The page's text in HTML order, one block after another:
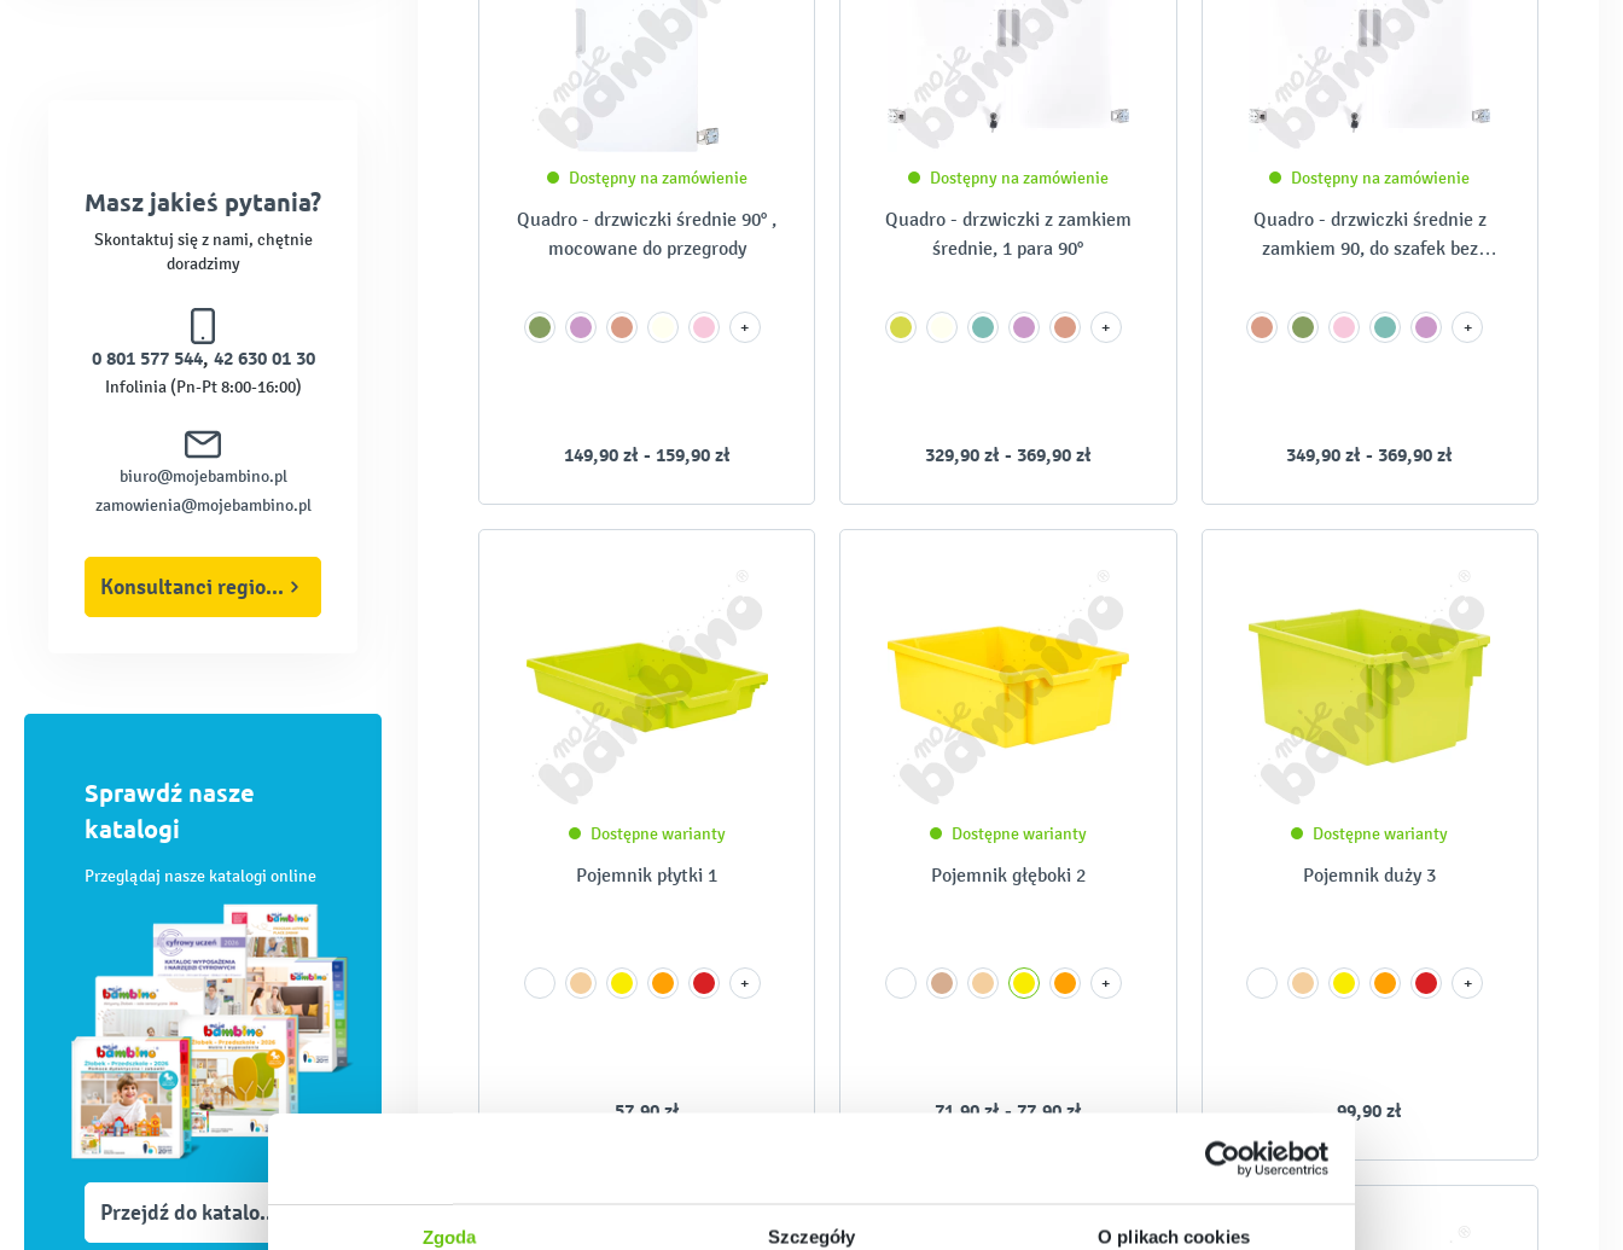
Zgoda Szczegóły O plikach cookies
Masz jakieś pytania?
Skontaktuj się z nami, chętnie
doradzimy
0 801 577 544, 42 630 01 30
Infolinia (Pn-Pt 8:00-16:00)
biuro@mojebambino.pl
zamowienia@mojebambino.pl
Konsultanci regionalni
Sprawdź nasze
katalogi
Przeglądaj nasze katalogi online
Przejdź do katalogów
Dostępny na zamówienie
Quadro - drzwiczki średnie 90° ,
mocowane do przegrody
+
149,90 zł - 159,90 zł
Dostępny na zamówienie
Quadro - drzwiczki z zamkiem
średnie, 1 para 90°
+
329,90 zł - 369,90 zł
Dostępny na zamówienie
Quadro - drzwiczki średnie z
zamkiem 90, do szafek bez
+
349,90 zł - 369,90 zł
Dostępne warianty
Pojemnik płytki 1
+
57,90 zł
Dostępne warianty
Pojemnik głęboki 2
+
71,90 zł - 77,90 zł
Dostępne warianty
Pojemnik duży 3
+
99,90 zł